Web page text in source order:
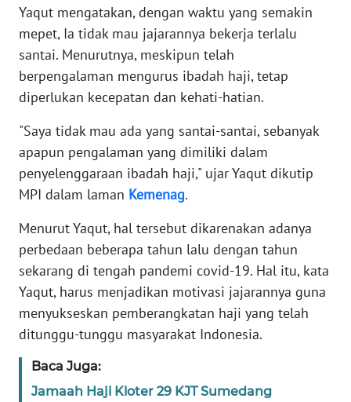
Yaqut mengatakan, dengan waktu yang semakin
mepet, Ia tidak mau jajarannya bekerja terlalu
santai. Menurutnya, meskipun telah
berpengalaman mengurus ibadah haji, tetap
diperlukan kecepatan dan kehati-hatian.
"Saya tidak mau ada yang santai-santai, sebanyak
apapun pengalaman yang dimiliki dalam
penyelenggaraan ibadah haji," ujar Yaqut dikutip
MPI dalam laman Kemenag.
Menurut Yaqut, hal tersebut dikarenakan adanya
perbedaan beberapa tahun lalu dengan tahun
sekarang di tengah pandemi covid-19. Hal itu, kata
Yaqut, harus menjadikan motivasi jajarannya guna
menyukseskan pemberangkatan haji yang telah
ditunggu-tunggu masyarakat Indonesia.
Baca Juga:
Jamaah Haji Kloter 29 KJT Sumedang
IKLAN
TENTANG
PEDOMAN
MEDIA
SIBER
REDAKSI
KARIR
DISCLAIMER
News
Regional
SUMUT